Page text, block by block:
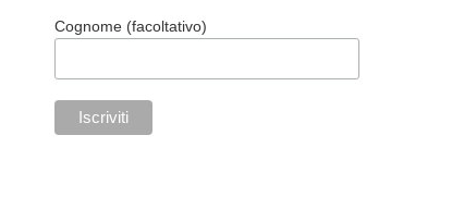
Cognome (facoltativo)